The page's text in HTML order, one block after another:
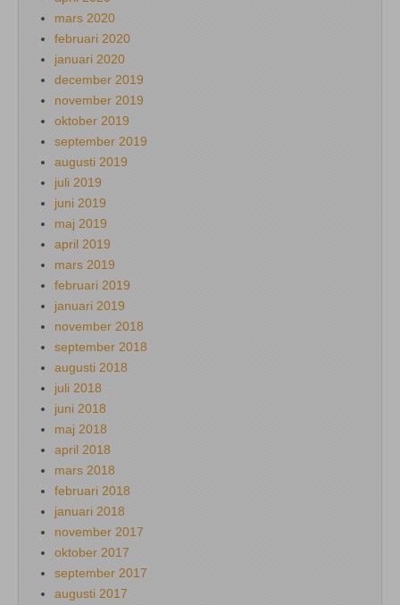
mars 2020
februari 2020
januari 2020
december 2019
november 2019
oktober 2019
september 2019
augusti 2019
juli 2019
juni 2019
maj 2019
april 2019
mars 2019
februari 2019
januari 2019
november 2018
september 2018
augusti 2018
juli 2018
juni 2018
maj 2018
april 2018
mars 2018
februari 2018
januari 2018
november 2017
oktober 2017
september 2017
augusti 2017